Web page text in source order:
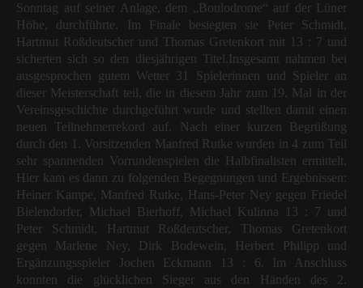
Sonntag auf seiner Anlage, dem „Boulodrome“ auf der Lüner
Höhe, durchführte. Im Finale besiegten sie Peter Schmidt,
Hartmut Roßdeutscher und Thomas Gretenkort mit 13 : 7 und
sicherten sich so den diesjährigen Titel. Insgesamt nahmen bei
ausgesprochen gutem Wetter 31 Spielerinnen und Spieler an
dieser Meisterschaft teil, die in diesem Jahr zum 19. Mal in der
Vereinsgeschichte durchgeführt wurde und stellten damit einen
neuen Teilnehmerrekord auf. Nach einer kurzen Begrüßung
durch den 1. Vorsitzenden Manfred Rutke wurden in 4 zum Teil
sehr spannenden Vorrundenspielen die Halbfinalisten ermittelt.
Hier kam es dann zu folgenden Begegnungen und Ergebnissen:
Heiner Kampe, Manfred Rutke, Hans-Peter Ney gegen Friedel
Bielendorfer, Michael Bierhoff, Michael Kulinna 13 : 7 und
Peter Schmidt, Hartmut Roßdeutscher, Thomas Gretenkort
gegen Marlene Ney, Dirk Bodewein, Herbert Philipp und
Ergänzungsspieler Jochen Eckmann 13 : 6. Im Anschluss
konnten die glücklichen Sieger aus den Händen des 2.